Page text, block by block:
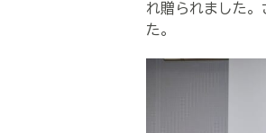
れ贈られました
た。